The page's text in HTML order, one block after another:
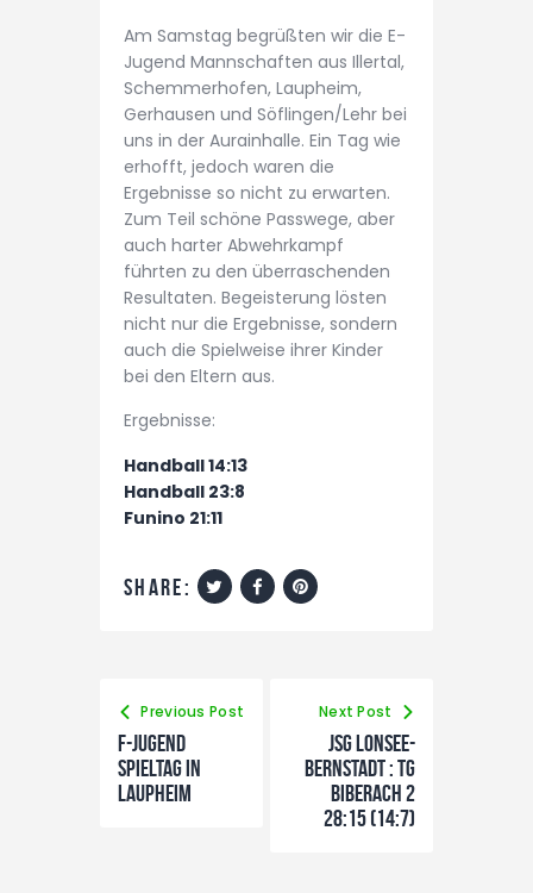
Am Samstag begrüßten wir die E-
Jugend Mannschaften aus Illertal,
Schemmerhofen, Laupheim,
Gerhausen und Söflingen/Lehr bei
uns in der Aurainhalle. Ein Tag wie
erhofft, jedoch waren die
Ergebnisse so nicht zu erwarten.
Zum Teil schöne Passwege, aber
auch harter Abwehrkampf
führten zu den überraschenden
Resultaten. Begeisterung lösten
nicht nur die Ergebnisse, sondern
auch die Spielweise ihrer Kinder
bei den Eltern aus.
Ergebnisse:
Handball 14:13
Handball 23:8
Funino 21:11
share:
Previous Post
F-Jugend
Spieltag in
Laupheim
Next Post
JSG Lonsee-
Bernstadt : TG
Biberach 2
28:15 (14:7)